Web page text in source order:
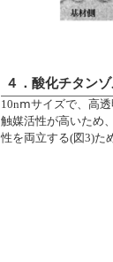
４．酸化チタン
10nⅿサイズで、高透
触媒活性が高いため
性を両立する(図3)た